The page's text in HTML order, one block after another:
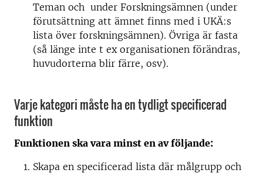
Teman och under Forskningsämnen (under
förutsättning att ämnet finns med i UKÄ:s
lista över forskningsämnen). Övriga är fasta
(så länge inte t ex organisationen förändras,
huvudorterna blir färre, osv).
Varje kategori måste ha en tydligt specificerad
funktion
Funktionen ska vara minst en av följande:
Skapa en specificerad lista där målgrupp och